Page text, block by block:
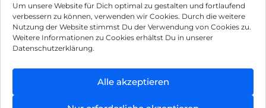
Um unsere Website für Dich optimal zu gestalten und fortlaufend
verbessern zu können, verwenden wir Cookies. Durch die weitere
Nutzung der Website stimmst Du der Verwendung von Cookies zu.
Weitere Informationen zu Cookies erhältst Du in unserer
Datenschutzerklärung.
Alle akzeptieren
Impressum